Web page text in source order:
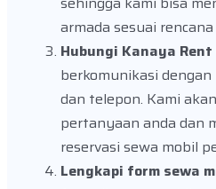
armada sesuai
Hubungi Kanaya Rent
berkomunikasi
dan telepon. Kami
pertanyaan anda dan
reservasi sewa mobil
Lengkapi form sewa